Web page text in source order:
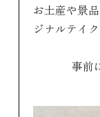
お土産や景
ジナルテイ
事前